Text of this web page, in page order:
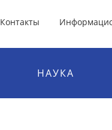
Контакты
НАУКА